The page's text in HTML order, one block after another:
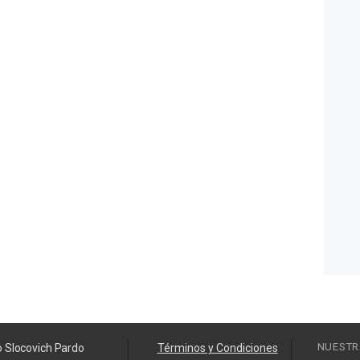
Slocovich Pardo Términos y Condiciones